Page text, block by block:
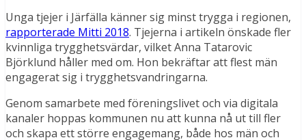
Unga tjejer i Järfälla känner sig minst trygga i regionen,
rapporterade Mitti 2018. Tjejerna i artikeln önskade fler
kvinnliga trygghetsvärdar, vilket Anna Tatarovic
Björklund håller med om. Hon bekräftar att flest män
engagerat sig i trygghetsvandringarna.
Genom samarbete med föreningslivet och via digitala
kanaler hoppas kommunen nu att kunna nå ut till fler
och skapa ett större engagemang, både hos män och